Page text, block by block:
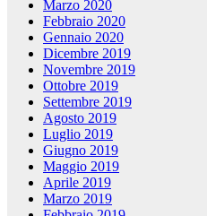
Marzo 2020
Febbraio 2020
Gennaio 2020
Dicembre 2019
Novembre 2019
Ottobre 2019
Settembre 2019
Agosto 2019
Luglio 2019
Giugno 2019
Maggio 2019
Aprile 2019
Marzo 2019